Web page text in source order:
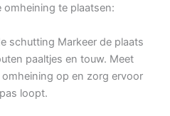
te plaatsen:
schutting Markeer de plaats
paaltjes en touw. Meet
op en zorg ervoor
loopt.